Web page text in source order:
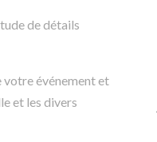
de détails
événement et
et les divers